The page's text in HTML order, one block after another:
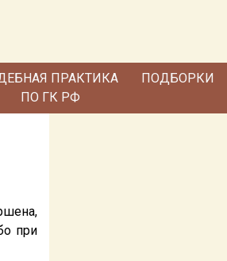
ПРАКТИКА
ПО ГК РФ
ПОДБОРКИ
при